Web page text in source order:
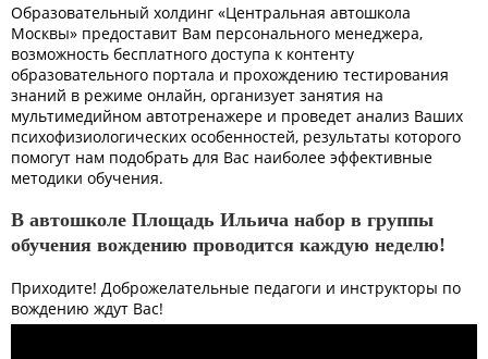
Образовательный холдинг «Центральная автошкола
Москвы» предоставит Вам персонального менеджера,
возможность бесплатного доступа к контенту
образовательного портала и прохождению тестирования
знаний в режиме онлайн, организует занятия на
мультимедийном автотренажере и проведет анализ Ваших
психофизиологических особенностей, результаты которого
помогут нам подобрать для Вас наиболее эффективные
методики обучения.
В автошколе Площадь Ильича набор в группы
обучения вождению проводится каждую неделю!
Приходите! Доброжелательные педагоги и инструкторы по
вождению ждут Вас!